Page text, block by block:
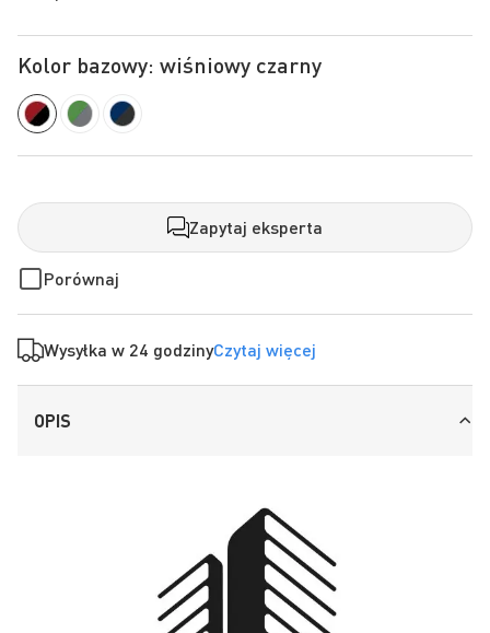
Kolor bazowy: wiśniowy czarny
Zapytaj eksperta
Porównaj
Wysyłka w 24 godzinyCzytaj więcej
OPIS